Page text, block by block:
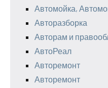
Автомойка,
Авторазборка
Авторам и
АвтоРеал
Авторемонт
Авторемонт